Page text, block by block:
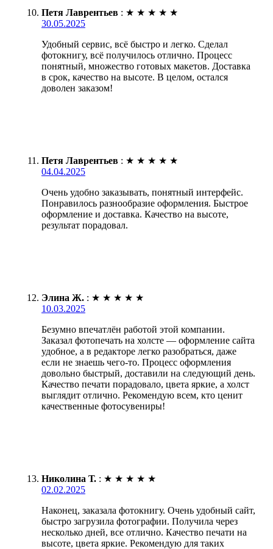
Петя Лаврентьев : ★ ★ ★ ★ ★
30.05.2025
Удобный сервис, всё быстро и легко. Сделал
фотокнигу, всё получилось отлично. Процесс
понятный, множество готовых макетов. Доставка
в срок, качество на высоте. В целом, остался
доволен заказом!
Петя Лаврентьев : ★ ★ ★ ★ ★
04.04.2025
Очень удобно заказывать, понятный интерфейс.
Понравилось разнообразие оформления. Быстрое
оформление и доставка. Качество на высоте,
результат порадовал.
Элина Ж. : ★ ★ ★ ★ ★
10.03.2025
Безумно впечатлён работой этой компании.
Заказал фотопечать на холсте — оформление сайта
удобное, а в редакторе легко разобраться, даже
если не знаешь чего-то. Процесс оформления
довольно быстрый, доставили на следующий день.
Качество печати порадовало, цвета яркие, а холст
выглядит отлично. Рекомендую всем, кто ценит
качественные фотосувениры!
Николина Т. : ★ ★ ★ ★ ★
02.02.2025
Наконец, заказала фотокнигу. Очень удобный сайт,
быстро загрузила фотографии. Получила через
несколько дней, все отлично. Качество печати на
высоте, цвета яркие. Рекомендую для таких